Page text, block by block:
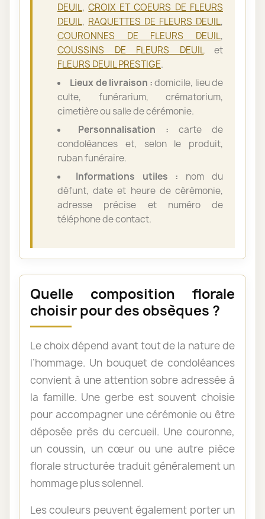
DEUIL,CROIX ET COEURS DE FLEURS
DEUIL, RAQUETTES DE FLEURS DEUIL,
COURONNES DE FLEURS DEUIL,
COUSSINS DE FLEURS DEUILet
FLEURS DEUIL PRESTIGE.
Lieux de livraison :domicile, lieu de
culte, funérarium, crématorium,
cimetière ou salle de cérémonie.
Personnalisation : carte de
condoléances et, selon le produit,
ruban funéraire.
Informations utiles : nom du
défunt, date et heure de cérémonie,
adresse précise et numéro de
téléphone de contact.
Quelle composition florale
choisir pour des obsèques ?
Le choix dépend avant tout de la nature de
l’hommage. Un bouquet de condoléances
convient à une attention sobre adressée à
la famille. Une gerbe est souvent choisie
pour accompagner une cérémonie ou être
déposée près du cercueil. Une couronne,
un coussin, un cœur ou une autre pièce
florale structurée traduit généralement un
hommage plus solennel.
Les couleurs peuvent également porter un